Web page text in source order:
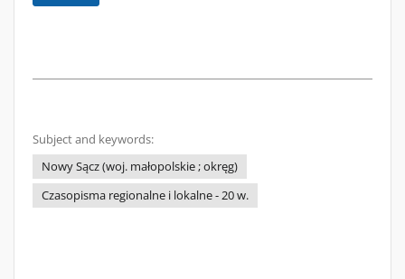
Subject and keywords:
Nowy Sącz (woj. małopolskie ; okręg)
Czasopisma regionalne i lokalne - 20 w.